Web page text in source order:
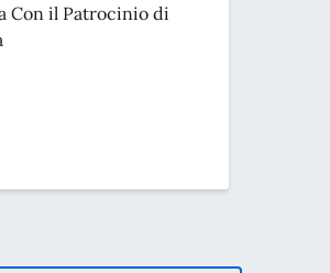
Con il Patrocinio di
TE L'ASPETTI - 3 SPETTACOLI!}